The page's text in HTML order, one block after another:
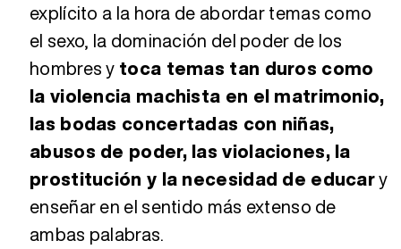
explícito a la hora de abordar temas como
el sexo, la dominación del poder de los
hombres y toca temas tan duros como
la violencia machista en el matrimonio,
las bodas concertadas con niñas,
abusos de poder, las violaciones, la
prostitución y la necesidad de educary
enseñar en el sentido más extenso de
ambas palabras.